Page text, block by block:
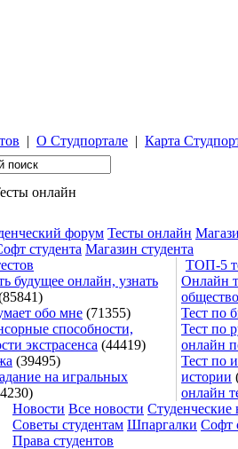
| О Студпортале | Карта
онлайн
форум Тесты онлайн
студента Магазин студента
ТОП-5
будущее онлайн, узнать
обо мне (71355)
способности,
экстрасенса (44419)
(39495)
на игральных
Онлайн
Тест по
Тест по
онлайн
Тест по
истории
онлайн
Новости Все новости Студенческие
Советы студентам Шпаргалки Софт
Права студентов